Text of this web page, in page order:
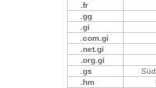
.fr
.gg
.gi
.com.gi
.net.gi
.org.gi
.gs
.hm